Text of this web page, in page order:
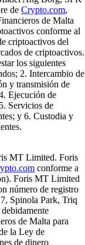
de Crypto.com,
de Malta
conforme al
criptoactivos del
de criptoactivos.
los siguientes
2. Intercambio de
y transmisión de
Ejecución de
Servicios de
y 6. Custodia y
MT Limited. Foris
conforme a
Foris MT Limited
número de registro
Spinola Park, Triq
de Malta para
la Ley de
de dinero